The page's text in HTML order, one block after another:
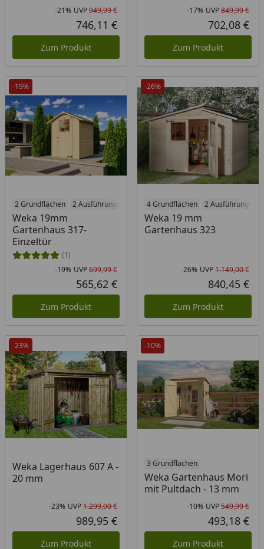
Rabatt in Prozent
-21%
Ursprünglicher Preis
UVP949,99 €
Aktueller Preis
746,11 €
Zum Produkt
-17% UVP849,99 €
702,08 €
Zum Produkt
-19%
2 Grundflächen 2 Ausführungen
Weka 19mm
Gartenhaus 317-
Einzeltür
(1)
Rabatt in Prozent
-19%
Ursprünglicher Preis
UVP699,99 €
Aktueller Preis
565,62 €
Zum Produkt
-26%
4 Grundflächen 2 Ausführungen
Weka 19 mm
Gartenhaus 323
-26% UVP1.149,00 €
840,45 €
Zum Produkt
-23%
Weka Lagerhaus 607 A -
20 mm
Rabatt in Prozent
-23%
Ursprünglicher Preis
UVP1.299,00 €
Aktueller Preis
989,95 €
Zum Produkt
-10%
3 Grundflächen
Weka Gartenhaus Mori
mit Pultdach - 13 mm
-10% UVP549,99 €
493,18 €
Zum Produkt